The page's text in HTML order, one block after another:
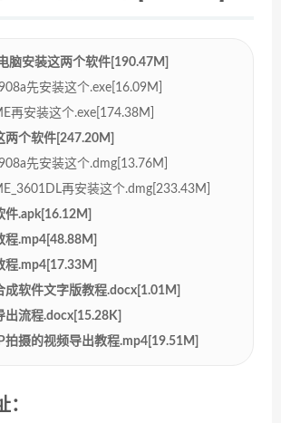
脑安装这两个软件[190.47M]
先安装这个.exe[16.09M]
再安装这个.exe[174.38M]
个软件[247.20M]
先安装这个.dmg[13.76M]
再安装这个.dmg[233.43M]
.apk[16.12M]
.mp4[48.88M]
.mp4[17.33M]
成软件文字版教程.docx[1.01M]
出流程.docx[15.28K]
拍摄的视频导出教程.mp4[19.51M]